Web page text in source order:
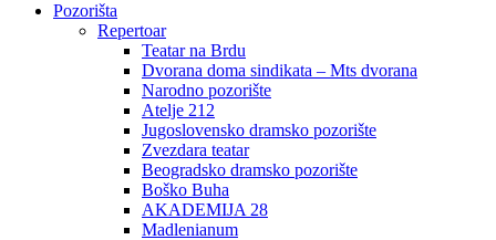
Pozorišta
Repertoar
Teatar na Brdu
Dvorana doma sindikata – Mts dvorana
Narodno pozorište
Atelje 212
Jugoslovensko dramsko pozorište
Zvezdara teatar
Beogradsko dramsko pozorište
Boško Buha
AKADEMIJA 28
Madlenianum